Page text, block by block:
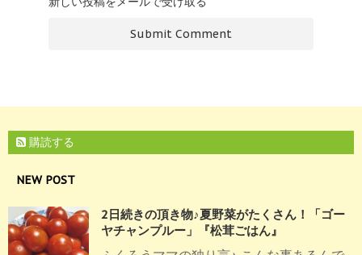
購読する
NEW POST
2日続きの頂き物♪夏野菜がたくさん！「ゴー
ヤチャンプルー」『松茸ごはん』